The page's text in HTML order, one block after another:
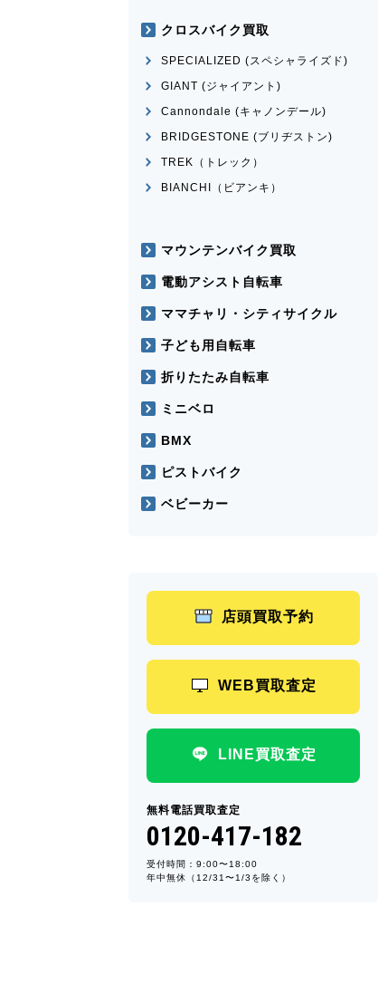
クロスバイク買取
SPECIALIZED (スペシャライズド)
GIANT (ジャイアント)
Cannondale (キャノンデール)
BRIDGESTONE (ブリヂストン)
TREK（トレック）
BIANCHI（ビアンキ）
マウンテンバイク買取
電動アシスト自転車
ママチャリ・シティサイクル
子ども用自転車
折りたたみ自転車
ミニベロ
BMX
ピストバイク
ベビーカー
店頭買取予約
WEB買取査定
LINE買取査定
無料電話買取査定
0120-417-182
受付時間：9:00〜18:00
年中無休（12/31〜1/3を除く）